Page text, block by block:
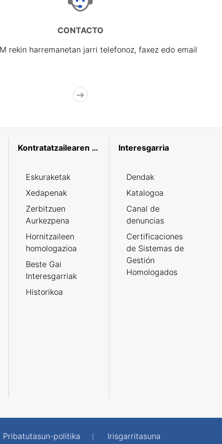
CONTACTO
rekin harremanetan jarri telefonoz, faxez edo email
Kontratatzailearen profila
Eskuraketak
Xedapenak
Zerbitzuen
Aurkezpena
Hornitzaileen
homologazioa
Beste Gai
Interesgarriak
Historikoa
Interesgarria
Dendak
Katalogoa
Canal de
denuncias
Certificaciones
de Sistemas de
Gestión
Homologados
Pribatutasun-politika Irisgarritasuna